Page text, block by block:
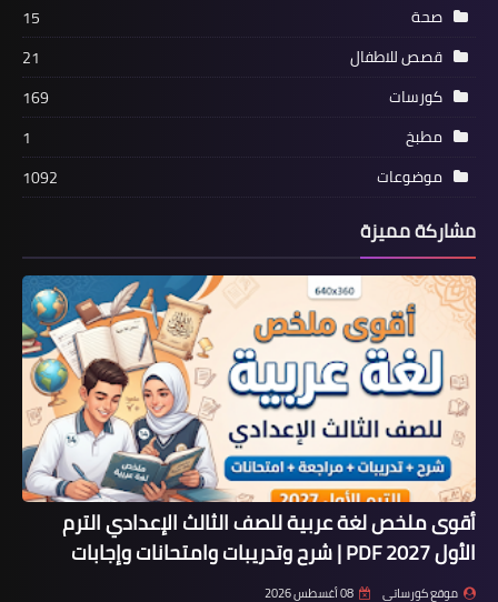
صحة
15
قصص للاطفال
21
كورسات
169
مطبخ
1
موضوعات
1092
مشاركة مميزة
أقوى ملخص لغة عربية للصف الثالث الإعدادي الترم
الأول 2027 PDF | شرح وتدريبات وامتحانات وإجابات
موقع كورساتي 08 أغسطس 2026